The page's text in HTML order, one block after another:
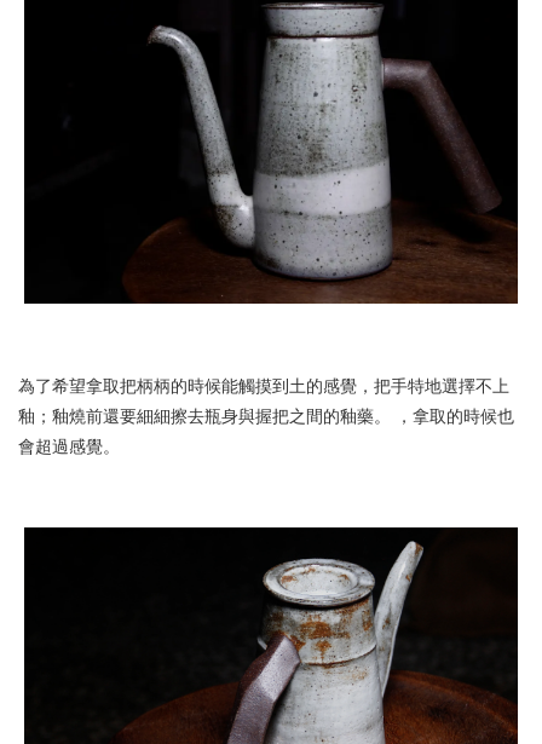
為了希望拿取把柄柄的時候能觸摸到土的感覺，把手特地選擇不上
釉；釉燒前還要細細擦去瓶身與握把之間的釉藥。 ，拿取的時候也
會超過感覺。